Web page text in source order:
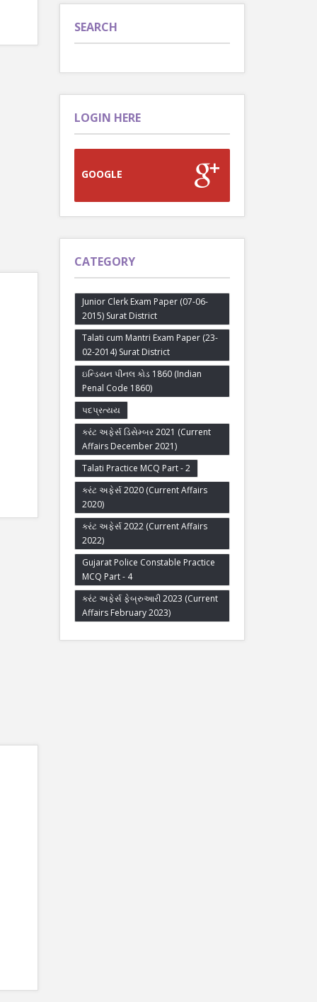
SEARCH
LOGIN HERE
GOOGLE
CATEGORY
Junior Clerk Exam Paper (07-06-
2015) Surat District
Talati cum Mantri Exam Paper (23-
02-2014) Surat District
ઇન્ડિયન પીનલ કોડ 1860 (Indian
Penal Code 1860)
પદપ્રત્યય
કરંટ અફેર્સ ડિસેમ્બર 2021 (Current
Affairs December 2021)
Talati Practice MCQ Part - 2
કરંટ અફેર્સ 2020 (Current Affairs
2020)
કરંટ અફેર્સ 2022 (Current Affairs
2022)
Gujarat Police Constable Practice
MCQ Part - 4
કરંટ અફેર્સ ફેબ્રુઆરી 2023 (Current
Affairs February 2023)